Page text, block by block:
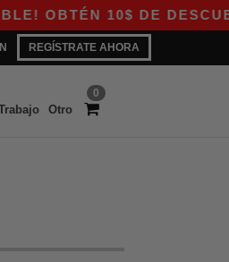
10$ DE DESCUENTO
REGÍSTRATE AHORA
0
Otro